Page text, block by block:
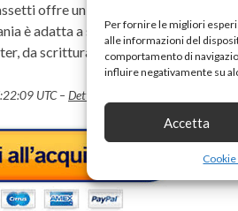
Per fornire le migliori
alle informazioni del
comportamento di
influire negativamente su
Accetta
offre un grande spazio per
è adatta a studio, soggiorno,
da scrittura, da ufficio, da lavoro,
UTC – Dettagli